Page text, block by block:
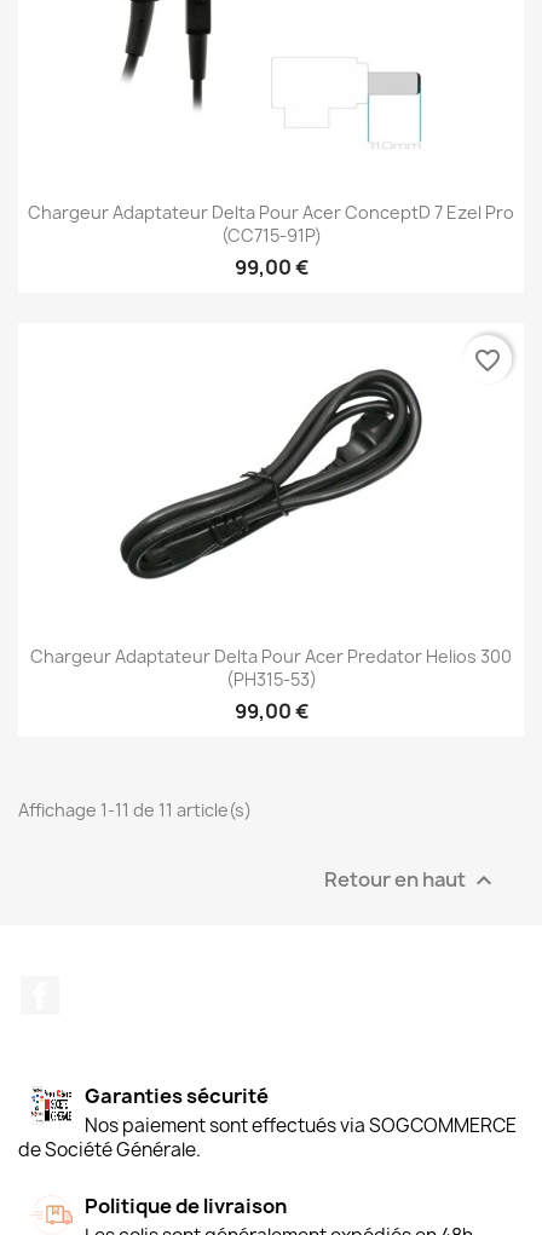
Chargeur Adaptateur Delta Pour Acer ConceptD 7 Ezel Pro
(CC715-91P)
99,00 €
Chargeur Adaptateur Delta Pour Acer Predator Helios 300
(PH315-53)
99,00 €
favorite_border
Affichage 1-11 de 11 article(s)
Retour en haut 
Garanties sécurité
Nos paiement sont effectués via SOGCOMMERCE
de Société Générale.
Politique de livraison